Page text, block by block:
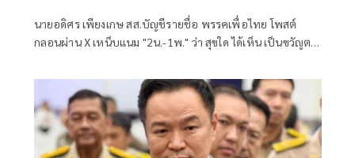
นายอดิศร เพียงเกษ สส.บัญชีรายชื่อ พรรคเพื่อไทย โพสต์
กลอนผ่าน X เหน็บแนม "2น.-1พ." ว่า สุขใด ได้เห็น เป็นขวัญตา